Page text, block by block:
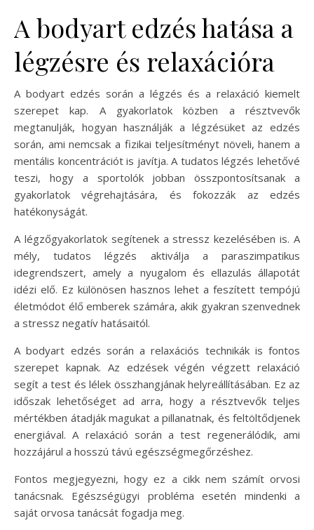
A bodyart edzés hatása a
légzésre és relaxációra
A bodyart edzés során a légzés és a relaxáció kiemelt
szerepet kap. A gyakorlatok közben a résztvevők
megtanulják, hogyan használják a légzésüket az edzés
során, ami nemcsak a fizikai teljesítményt növeli, hanem a
mentális koncentrációt is javítja. A tudatos légzés lehetővé
teszi, hogy a sportolók jobban összpontosítsanak a
gyakorlatok végrehajtására, és fokozzák az edzés
hatékonyságát.
A légzőgyakorlatok segítenek a stressz kezelésében is. A
mély, tudatos légzés aktiválja a paraszimpatikus
idegrendszert, amely a nyugalom és ellazulás állapotát
idézi elő. Ez különösen hasznos lehet a feszített tempójú
életmódot élő emberek számára, akik gyakran szenvednek
a stressz negatív hatásaitól.
A bodyart edzés során a relaxációs technikák is fontos
szerepet kapnak. Az edzések végén végzett relaxáció
segít a test és lélek összhangjának helyreállításában. Ez az
időszak lehetőséget ad arra, hogy a résztvevők teljes
mértékben átadják magukat a pillanatnak, és feltöltődjenek
energiával. A relaxáció során a test regenerálódik, ami
hozzájárul a hosszú távú egészségmegőrzéshez.
Fontos megjegyezni, hogy ez a cikk nem számít orvosi
tanácsnak. Egészségügyi probléma esetén mindenki a
saját orvosa tanácsát fogadja meg.